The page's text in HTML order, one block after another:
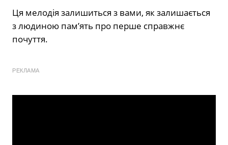
Ця мелодія залишиться з вами, як залишається
з людиною пам’ять про перше справжнє
почуття.
РЕКЛАМА